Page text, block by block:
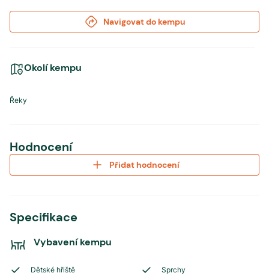
Navigovat do kempu
Okolí kempu
Řeky
Hodnocení
Přidat hodnocení
Specifikace
Vybavení kempu
Dětské hřiště Sprchy